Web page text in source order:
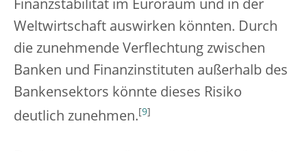
Finanzstabilität im Euroraum und in der
Weltwirtschaft auswirken könnten. Durch
die zunehmende Verflechtung zwischen
Banken und Finanzinstituten außerhalb des
Bankensektors könnte dieses Risiko
deutlich zunehmen. 9